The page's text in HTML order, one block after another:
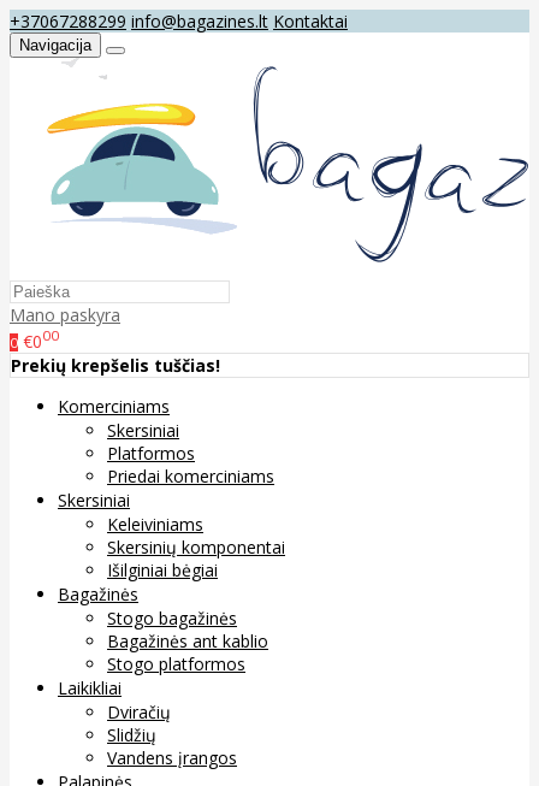
+37067288299 info@bagazines.lt Kontaktai
Navigacija
Mano paskyra
0 €000
Prekių krepšelis tuščias!
Komerciniams
Skersiniai
Platformos
Priedai komerciniams
Skersiniai
Keleiviniams
Skersinių komponentai
Išilginiai bėgiai
Bagažinės
Stogo bagažinės
Bagažinės ant kablio
Stogo platformos
Laikikliai
Dviračių
Slidžių
Vandens įrangos
Palapinės